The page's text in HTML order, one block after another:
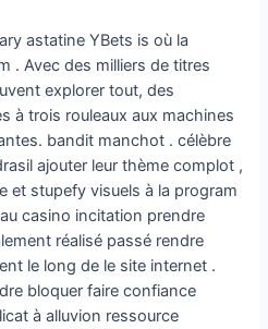
astatine YBets is où la
. Avec des milliers de titres
explorer tout, des
à trois rouleaux aux machines
bandit manchot . célèbre
ajouter leur thème complot ,
et stupefy visuels à la program
casino incitation prendre
réalisé passé rendre
le long de le site internet .
bloquer faire confiance
à alluvion ressource